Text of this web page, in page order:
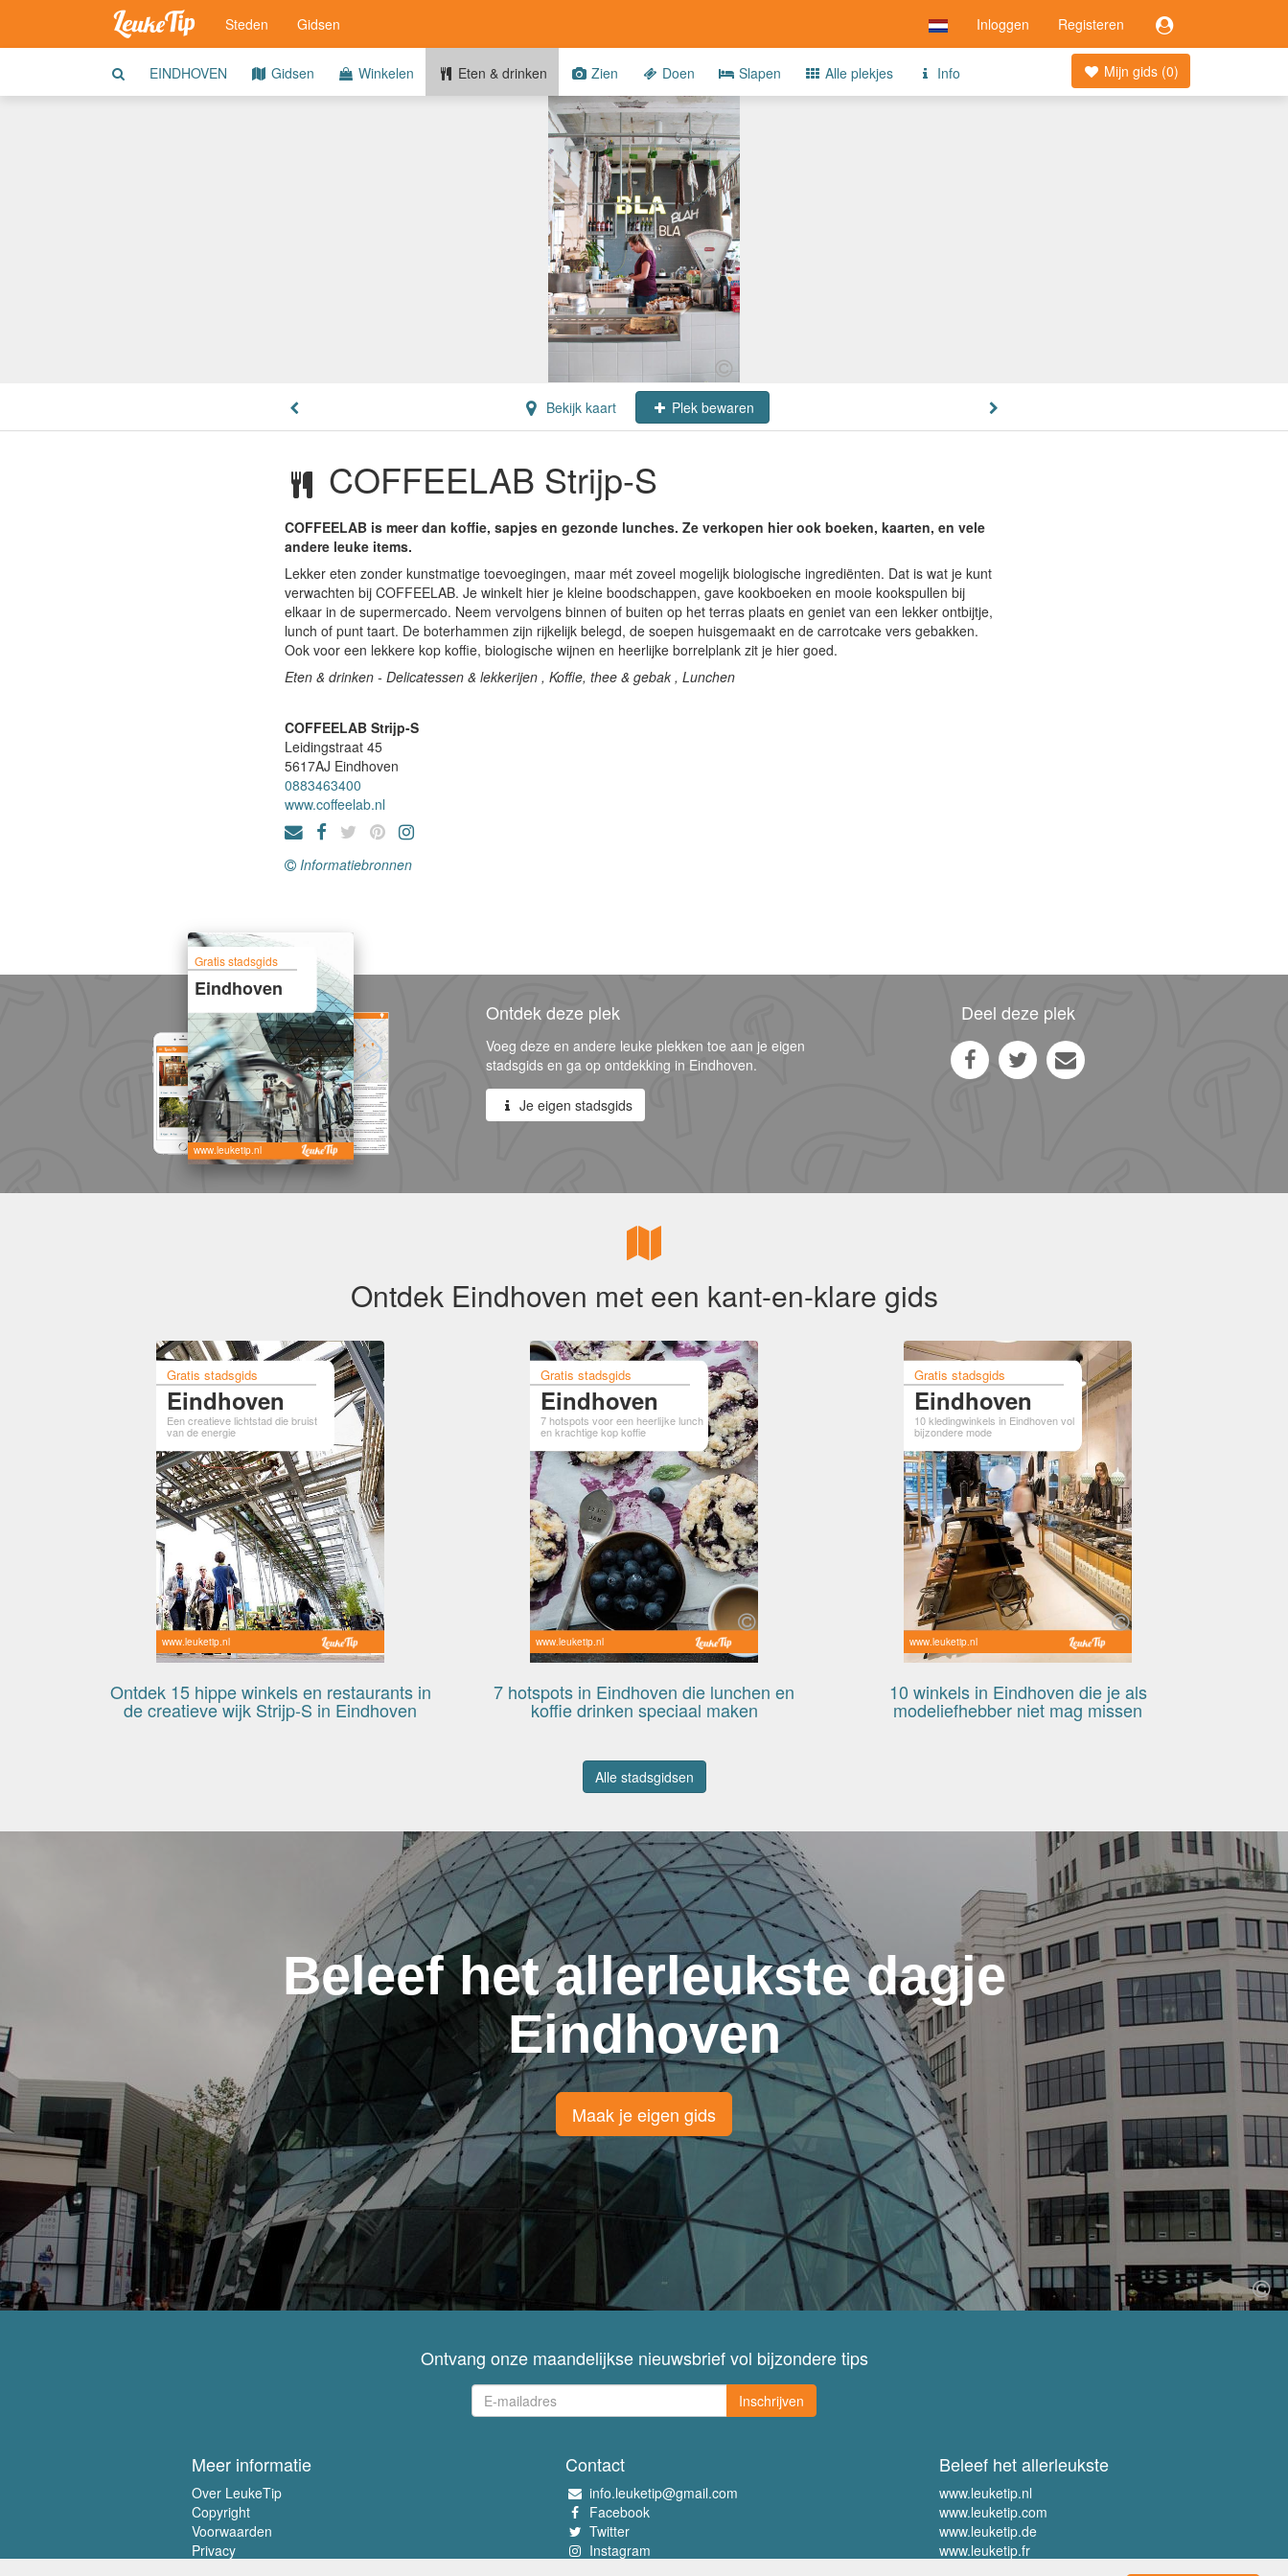
Inloggen Registeren
Steden Gidsen
Mijn gids (0)
EINDHOVEN Gidsen Winkelen Eten & drinken Zien Doen Slapen Alle plekjes Info
Bekijk kaart Plek bewaren
COFFEELAB Strijp-S
COFFEELAB is meer dan koffie, sapjes en gezonde lunches. Ze verkopen hier ook boeken, kaarten, en vele
andere leuke items.
Lekker eten zonder kunstmatige toevoegingen, maar mét zoveel mogelijk biologische ingrediënten. Dat is wat je kunt
verwachten bij COFFEELAB. Je winkelt hier je kleine boodschappen, gave kookboeken en mooie kookspullen bij
elkaar in de supermercado. Neem vervolgens binnen of buiten op het terras plaats en geniet van een lekker ontbijtje,
lunch of punt taart. De boterhammen zijn rijkelijk belegd, de soepen huisgemaakt en de carrotcake vers gebakken.
Ook voor een lekkere kop koffie, biologische wijnen en heerlijke borrelplank zit je hier goed.
Eten & drinken - Delicatessen & lekkerijen , Koffie, thee & gebak , Lunchen
COFFEELAB Strijp-S
Leidingstraat 45
5617AJ Eindhoven
0883463400
www.coffeelab.nl
Informatiebronnen
Gratis stadsgids
Eindhoven
www.leuketip.nl
Ontdek deze plek
Voeg deze en andere leuke plekken toe aan je eigen
stadsgids en ga op ontdekking in Eindhoven.
Je eigen stadsgids
Deel deze plek
Ontdek Eindhoven met een kant-en-klare gids
Gratis stadsgids
Eindhoven
Een creatieve lichtstad die bruist
van de energie
www.leuketip.nl
Ontdek 15 hippe winkels en restaurants in
de creatieve wijk Strijp-S in Eindhoven
Gratis stadsgids
Eindhoven
7 hotspots voor een heerlijke lunch
en krachtige kop koffie
www.leuketip.nl
7 hotspots in Eindhoven die lunchen en
koffie drinken speciaal maken
Gratis stadsgids
Eindhoven
10 kledingwinkels in Eindhoven vol
bijzondere mode
www.leuketip.nl
10 winkels in Eindhoven die je als
modeliefhebber niet mag missen
Alle stadsgidsen
Beleef het allerleukste dagje
Eindhoven
Maak je eigen gids
Ontvang onze maandelijkse nieuwsbrief vol bijzondere tips
Inschrijven
Meer informatie
Over LeukeTip
Copyright
Voorwaarden
Privacy
Contact
info.leuketip@gmail.com
Facebook
Twitter
Instagram
Beleef het allerleukste
www.leuketip.nl
www.leuketip.com
www.leuketip.de
www.leuketip.fr